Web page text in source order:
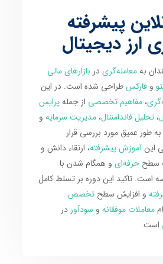
پیشرفته
ارز دیجیتال
بهمعامله‌گریدر بازارهای مالی
وفارکسطراحی شده است. در این
،مفاهیم تخصصی از جملهپرایس
،تحلیل فاندامنتال،مدیریت سرمایه و
به طور عمیق مورد بررسی قرار
اینآموزش پیشرفته، ارتقاء دانش و
سطححرفه‌ای و همگام شدن با
است. تاکید این دوره بر تسلط کامل
و افزایش سطحتخصص
معاملات موفقانه و سودآوردر
است.